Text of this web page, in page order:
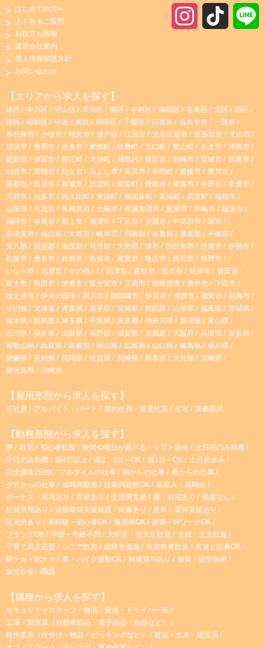
a
g
r
a
m
o
k
はじめての方へ
よくあるご質問
お役立ち情報
運営会社案内
個人情報保護方針
お問い合わせ
【エリアから求人を探す】
緑区 中川区 守山区 天白区 南区 中村区 瑞穂区 名東区 北区
西区
港区
昭和区 中区 東区 熱田区 千種区 日進市 長久手市
一宮市
春日井市
小牧市 稲沢市 瀬戸市 江南市 北名古屋市 尾張旭市
犬山市
清須市
豊明市 岩倉市 東郷町 扶桑町 大口町 豊山町 あま市
津島市
愛西市
弥富市 蟹江町 大治町 飛島村 豊田市 岡崎市 安城市
西尾市
刈谷市
碧南市 知立市 みよし市 高浜市 幸田町 豊橋市
豊川市
蒲郡市
田原市 新城市 設楽町 東栄町 豊根村 東海市 半田市
常滑市
大府市
知多市 阿久比町 東浦町 南知多町 美浜町 武豊町
瑞穂市
山県市
可児市 各務原市 土岐市 美濃加茂市 恵那市 羽島市
瑞浪市
飛騨市
本巣市 郡上市 海津市 下呂市 美濃市 中津川市
関市
多治見市
高山市 大垣市 岐阜市 羽島郡 本巣郡 養老郡
不破郡
安八郡
揖斐郡 加茂郡 可児郡 大野郡 津市 四日市市 伊賀市
伊勢市
松阪市
桑名市 鈴鹿市 名張市 尾鷲市 亀山市 鳥羽市
熊野市
いなべ市
志摩市 その他 沼津市 藤枝市 掛川市 焼津市
磐田市
富士市
島田市 伊東市 富士宮市 三島市 御殿場市 袋井市
下田市
牧之原市
伊豆の国市 菊川市 御前崎市 伊豆市 湖西市 裾野市
熱海市
その他
北海道 青森県 岩手県 宮城県 秋田県 山形県 福島県
茨城県
栃木県
群馬県 埼玉県 千葉県 東京都 神奈川県 新潟県
富山県
石川県
福井県 山梨県 長野県 滋賀県 京都府 大阪府 兵庫県
奈良県
和歌山県
鳥取県 島根県 岡山県 広島県 山口県 徳島県
香川県
愛媛県
高知県 福岡県 佐賀県 長崎県 熊本県 大分県
宮崎県
鹿児島県
沖縄県
【雇用形態から求人を探す】
正社員 アルバイト・パート 契約社員・派遣社員 在宅 業務委託
【勤務形態から求人を探す】
寮 社宅 初心者歓迎 時間や曜日が選べる・シフト自由
土日祝のみ勤務
平日のみ勤務
週4日以上 週2、3日～OK 週1日～OK
土日祝休み
完全週休2日制
フルタイムの仕事 朝からの仕事
昼からの仕事
夕方からの仕事
短時間勤務 扶養内勤務OK
高収入・高時給
ボーナス・賞与あり
昇給あり 交通費支給 寮・社宅あり
残業なし
社員登用あり
資格取得支援制度 研修あり
産休・育休実績あり
託児所あり
未経験・初心者OK 無資格OK
副業・WワークOK
ブランクOK
学歴・年齢不問 大学生・短大生歓迎
主婦・主夫歓迎
子育て両立応援
シニア歓迎 経験者優遇 有資格者歓迎
友達と応募OK
駅チカ・駅ナカ
車・バイク通勤OK 制服貸与あり
服装・髪型自由
女性が多い職場
【職種から求人を探す】
セキュリティスタッフ
物流・配送・ドライバー系
工場・製造系（自動車部品・電子部品・食品など）
軽作業系（仕分け・検品・ピッキングなど）
建築・土木・建設系